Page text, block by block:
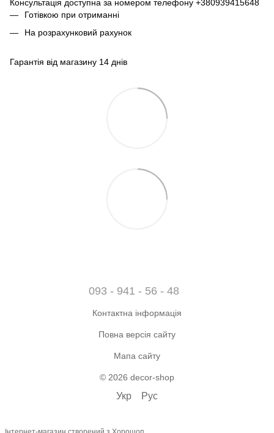
Консультація доступна за номером телефону +380939415648
Готівкою при отриманні
На розрахунковий рахунок
Гарантія від магазину 14 днів
093 - 941 - 56 - 48
Контактна інформація
Повна версія сайту
Мапа сайту
© 2026 decor-shop
Укр Рус